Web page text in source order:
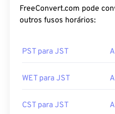
FreeConvert.com pode
outros fusos horários:
PST para JST
WET para JST
CST para JST